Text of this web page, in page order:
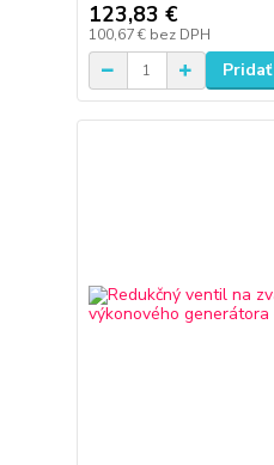
123,83 €
100,67 € bez DPH